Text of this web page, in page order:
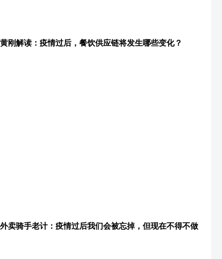
黄刚解读：疫情过后，餐饮供应链将发生哪些变化？
外卖骑手老计：疫情过后我们会被忘掉，但现在不得不做